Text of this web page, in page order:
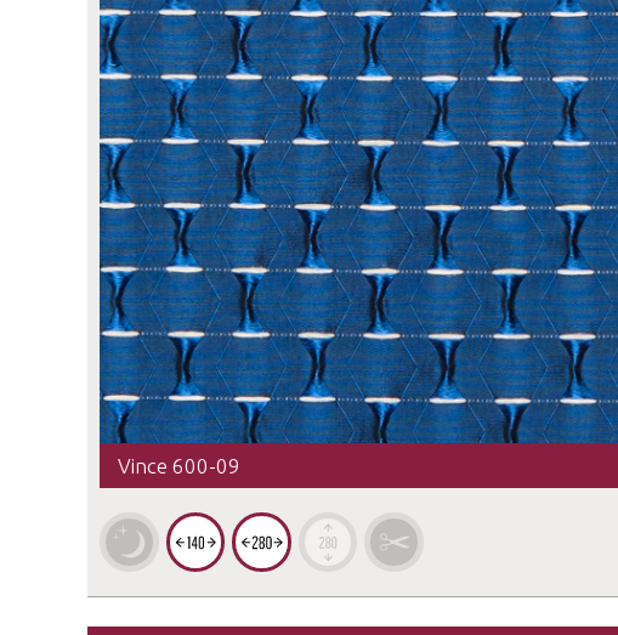
Vince 600-09